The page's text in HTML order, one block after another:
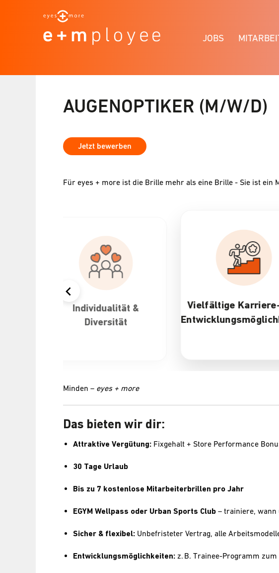
JOBS
AUGENOPTIKER (M/W/D)
Jetzt bewerben
Für eyes + more ist die Brille mehr als eine Brille - Sie ist ein
Individualität &
Diversität
Vielfältige Karriere-
Minden – eyes + more
Das bieten wir dir:
Attraktive Vergütung: Fixgehalt + Store Performance
30 Tage Urlaub
Bis zu 7 kostenlose Mitarbeiterbrillen pro Jahr
EGYM Wellpass oder Urban Sports Club – trainiere,
Sicher & flexibel: Unbefristeter Vertrag, alle
Entwicklungsmöglichkeiten: z. B. Trainee-Programm